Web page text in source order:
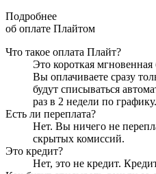
Подробнее
об оплате Плайтом
Что такое оплата Плайт?
Это короткая мгновенная
Вы оплачиваете сразу
будут списываться
раз в 2 недели по графику.
Есть ли переплата?
Нет. Вы ничего не
скрытых комиссий.
Это кредит?
Нет, это не кредит.